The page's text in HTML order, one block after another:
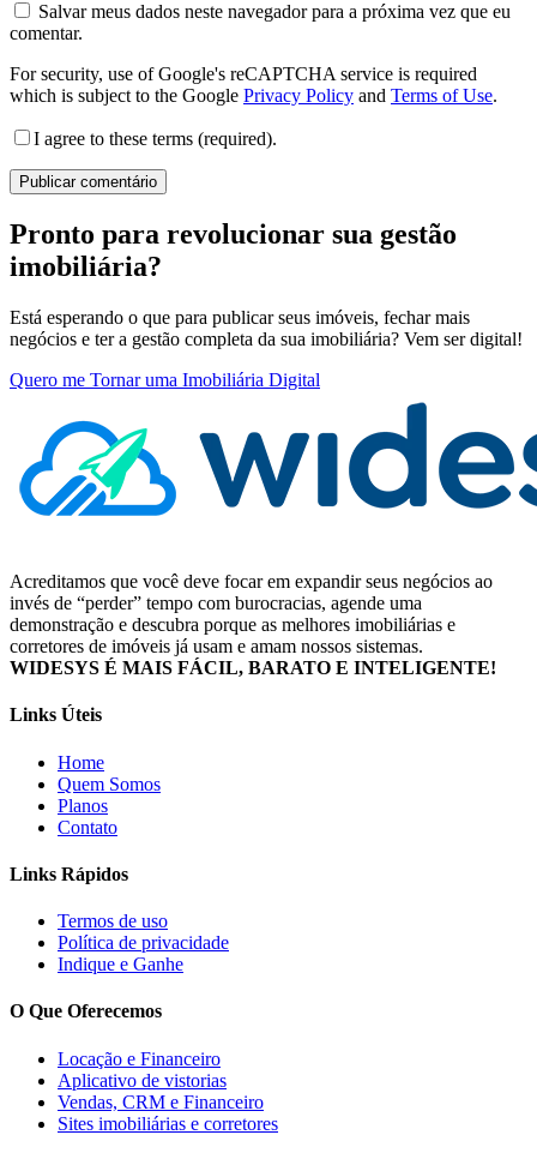
Salvar meus dados neste navegador para a próxima vez que eu
comentar.
For security, use of Google's reCAPTCHA service is required
which is subject to the Google Privacy Policy and Terms of Use.
I agree to these terms (required).
Pronto para revolucionar sua gestão
imobiliária?
Está esperando o que para publicar seus imóveis, fechar mais
negócios e ter a gestão completa da sua imobiliária? Vem ser digital!
Quero me Tornar uma Imobiliária Digital
Acreditamos que você deve focar em expandir seus negócios ao
invés de “perder” tempo com burocracias, agende uma
demonstração e descubra porque as melhores imobiliárias e
corretores de imóveis já usam e amam nossos sistemas.
WIDESYS É MAIS FÁCIL, BARATO E INTELIGENTE!
Links Úteis
Home
Quem Somos
Planos
Contato
Links Rápidos
Termos de uso
Política de privacidade
Indique e Ganhe
O Que Oferecemos
Locação e Financeiro
Aplicativo de vistorias
Vendas, CRM e Financeiro
Sites imobiliárias e corretores